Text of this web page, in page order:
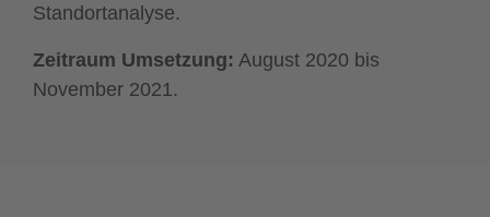
Standortanalyse.
Zeitraum Umsetzung: August 2020 bis
November 2021.